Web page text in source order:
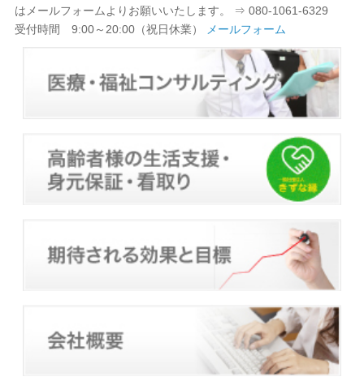
はメールフォームよりお願いいたします。 ⇒ 080-1061-6329
受付時間 9:00～20:00（祝日休業）
メールフォーム